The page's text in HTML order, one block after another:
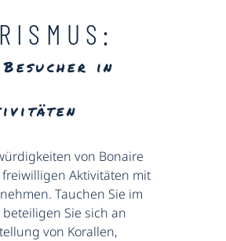
in
von Bonaire
Aktivitäten mit
Tauchen Sie im
Sie sich an
von Korallen,